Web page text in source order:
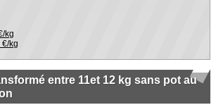
kg
€/kg
entre 11et 12 kg sans pot au